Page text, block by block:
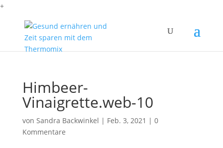
+
Himbeer-
Vinaigrette.web-10
von Sandra Backwinkel | Feb. 3, 2021 | 0
Kommentare